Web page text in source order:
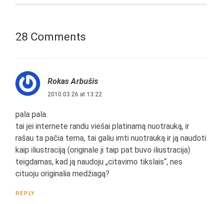
28 Comments
Rokas Arbušis
2010.03.26 at 13:22
pala pala.
tai jei internete randu viešai platinamą nuotrauką, ir
rašau ta pačia tema, tai galiu imti nuotrauką ir ją naudoti
kaip iliustraciją (originale ji taip pat buvo iliustracija)
teigdamas, kad ją naudoju „citavimo tikslais“, nes
cituoju originalia medžiagą?
REPLY